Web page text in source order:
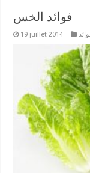
فوائد الخس
19 juillet 2014